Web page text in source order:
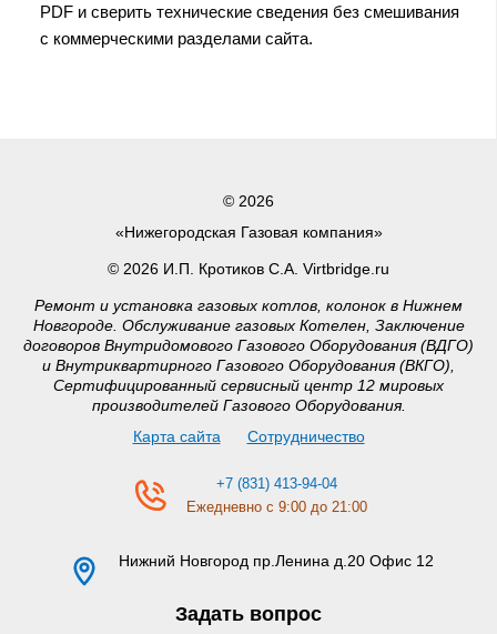
PDF и сверить технические сведения без смешивания
с коммерческими разделами сайта.
© 2026
«Нижегородская Газовая компания»
© 2026 И.П. Кротиков С.А. Virtbridge.ru
Ремонт и установка газовых котлов, колонок в Нижнем
Новгороде. Обслуживание газовых Котелен, Заключение
договоров Внутридомового Газового Оборудования (ВДГО)
и Внутриквартирного Газового Оборудования (ВКГО),
Сертифицированный сервисный центр 12 мировых
производителей Газового Оборудования.
Карта сайта
Сотрудничество
+7 (831) 413-94-04
Ежедневно с 9:00 до 21:00
Нижний Новгород пр.Ленина д.20 Офис 12
Задать вопрос